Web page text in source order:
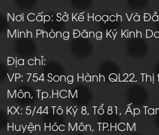
Nơi Cấp: Sở Kế Hoạch Và
Minh Phòng Đăng Ký Kinh
Địa chỉ:
VP: 754 Song Hành QL22,
Môn, Tp.HCM
KX: 5/44 Tô Ký 8, Tổ 81, Ấp
Huyện Hóc Môn, TP.HCM